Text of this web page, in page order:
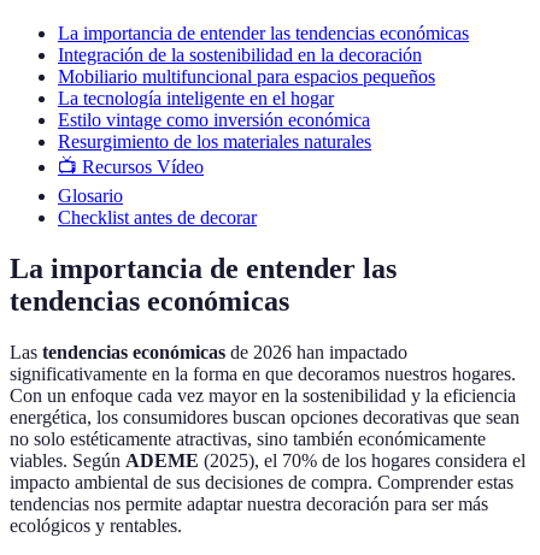
La importancia de entender las tendencias económicas
Integración de la sostenibilidad en la decoración
Mobiliario multifuncional para espacios pequeños
La tecnología inteligente en el hogar
Estilo vintage como inversión económica
Resurgimiento de los materiales naturales
📺 Recursos Vídeo
Glosario
Checklist antes de decorar
La importancia de entender las
tendencias económicas
Las tendencias económicas de 2026 han impactado
significativamente en la forma en que decoramos nuestros hogares.
Con un enfoque cada vez mayor en la sostenibilidad y la eficiencia
energética, los consumidores buscan opciones decorativas que sean
no solo estéticamente atractivas, sino también económicamente
viables. Según ADEME (2025), el 70% de los hogares considera el
impacto ambiental de sus decisiones de compra. Comprender estas
tendencias nos permite adaptar nuestra decoración para ser más
ecológicos y rentables.